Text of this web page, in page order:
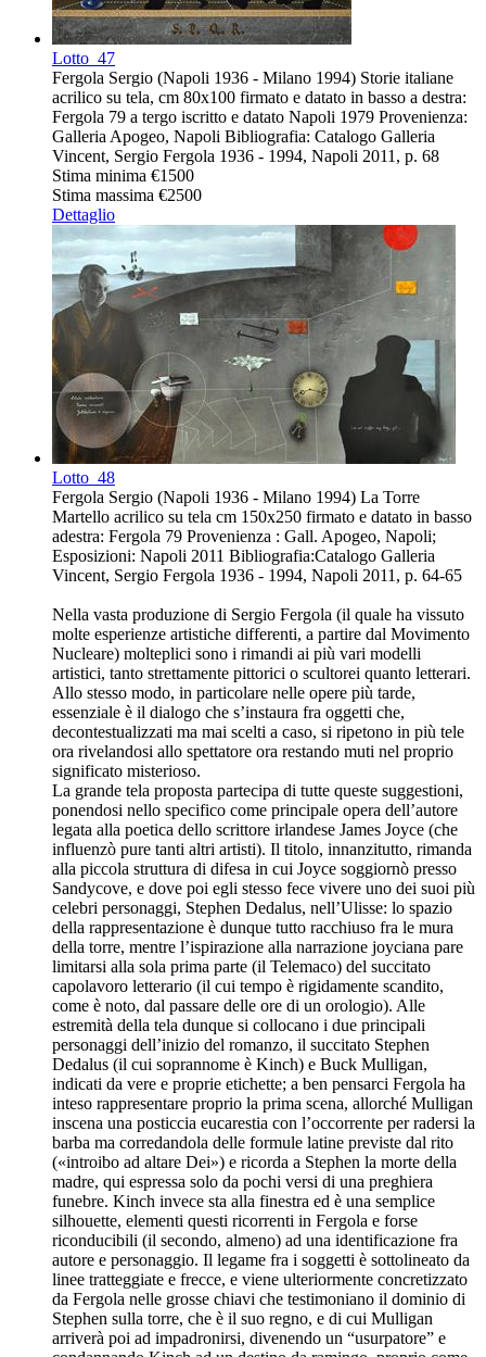
Lotto 47
Fergola Sergio (Napoli 1936 - Milano 1994) Storie italiane
acrilico su tela, cm 80x100 firmato e datato in basso a destra:
Fergola 79 a tergo iscritto e datato Napoli 1979 Provenienza:
Galleria Apogeo, Napoli Bibliografia: Catalogo Galleria
Vincent, Sergio Fergola 1936 - 1994, Napoli 2011, p. 68
Stima minima €1500
Stima massima €2500
Dettaglio
Lotto 48
Fergola Sergio (Napoli 1936 - Milano 1994) La Torre
Martello acrilico su tela cm 150x250 firmato e datato in basso
adestra: Fergola 79 Provenienza : Gall. Apogeo, Napoli;
Esposizioni: Napoli 2011 Bibliografia:Catalogo Galleria
Vincent, Sergio Fergola 1936 - 1994, Napoli 2011, p. 64-65
Nella vasta produzione di Sergio Fergola (il quale ha vissuto
molte esperienze artistiche differenti, a partire dal Movimento
Nucleare) molteplici sono i rimandi ai più vari modelli
artistici, tanto strettamente pittorici o scultorei quanto letterari.
Allo stesso modo, in particolare nelle opere più tarde,
essenziale è il dialogo che s’instaura fra oggetti che,
decontestualizzati ma mai scelti a caso, si ripetono in più tele
ora rivelandosi allo spettatore ora restando muti nel proprio
significato misterioso.
La grande tela proposta partecipa di tutte queste suggestioni,
ponendosi nello specifico come principale opera dell’autore
legata alla poetica dello scrittore irlandese James Joyce (che
influenzò pure tanti altri artisti). Il titolo, innanzitutto, rimanda
alla piccola struttura di difesa in cui Joyce soggiornò presso
Sandycove, e dove poi egli stesso fece vivere uno dei suoi più
celebri personaggi, Stephen Dedalus, nell’Ulisse: lo spazio
della rappresentazione è dunque tutto racchiuso fra le mura
della torre, mentre l’ispirazione alla narrazione joyciana pare
limitarsi alla sola prima parte (il Telemaco) del succitato
capolavoro letterario (il cui tempo è rigidamente scandito,
come è noto, dal passare delle ore di un orologio). Alle
estremità della tela dunque si collocano i due principali
personaggi dell’inizio del romanzo, il succitato Stephen
Dedalus (il cui soprannome è Kinch) e Buck Mulligan,
indicati da vere e proprie etichette; a ben pensarci Fergola ha
inteso rappresentare proprio la prima scena, allorché Mulligan
inscena una posticcia eucarestia con l’occorrente per radersi la
barba ma corredandola delle formule latine previste dal rito
(«introibo ad altare Dei») e ricorda a Stephen la morte della
madre, qui espressa solo da pochi versi di una preghiera
funebre. Kinch invece sta alla finestra ed è una semplice
silhouette, elementi questi ricorrenti in Fergola e forse
riconducibili (il secondo, almeno) ad una identificazione fra
autore e personaggio. Il legame fra i soggetti è sottolineato da
linee tratteggiate e frecce, e viene ulteriormente concretizzato
da Fergola nelle grosse chiavi che testimoniano il dominio di
Stephen sulla torre, che è il suo regno, e di cui Mulligan
arriverà poi ad impadronirsi, divenendo un “usurpatore” e